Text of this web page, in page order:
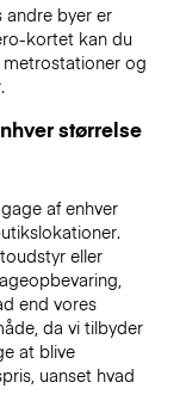
andre byer er
kortet kan du
og
størrelse
af enhver
eller
end vores
da vi tilbyder
at blive
uanset hvad